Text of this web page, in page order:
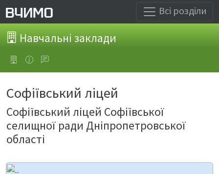
Всі розділи
Навчальні заклади
Софіївський ліцей
Софіївський ліцей Софіївської
селищної ради Дніпропетровської
області